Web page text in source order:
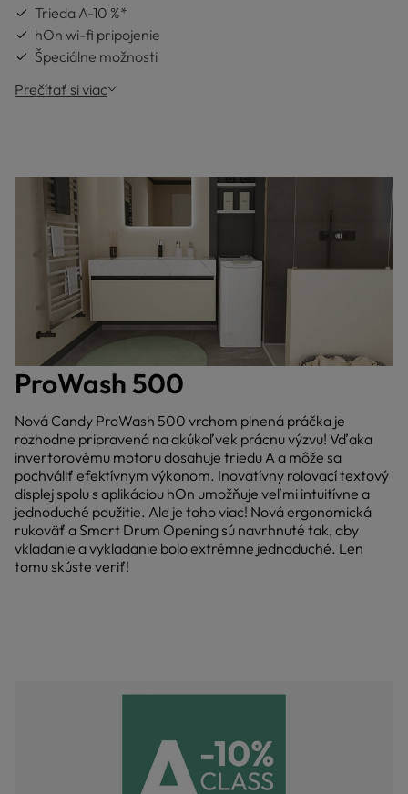
Trieda A-10 %*
hOn wi-fi pripojenie
Špeciálne možnosti
Prečítať si viac
ProWash 500
Nová Candy ProWash 500 vrchom plnená práčka je
rozhodne pripravená na akúkoľvek prácnu výzvu! Vďaka
invertorovému motoru dosahuje triedu A a môže sa
pochváliť efektívnym výkonom. Inovatívny rolovací textový
displej spolu s aplikáciou hOn umožňuje veľmi intuitívne a
jednoduché použitie. Ale je toho viac! Nová ergonomická
rukoväť a Smart Drum Opening sú navrhnuté tak, aby
vkladanie a vykladanie bolo extrémne jednoduché. Len
tomu skúste veriť!